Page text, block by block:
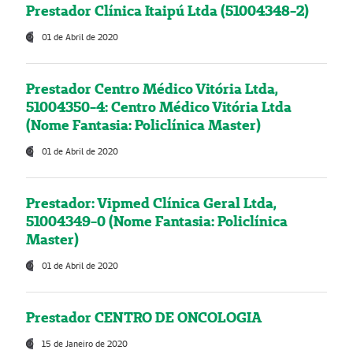
Prestador Clínica Itaipú Ltda (51004348-2)
01 de Abril de 2020
Prestador Centro Médico Vitória Ltda,
51004350-4: Centro Médico Vitória Ltda
(Nome Fantasia: Policlínica Master)
01 de Abril de 2020
Prestador: Vipmed Clínica Geral Ltda,
51004349-0 (Nome Fantasia: Policlínica
Master)
01 de Abril de 2020
Prestador CENTRO DE ONCOLOGIA
15 de Janeiro de 2020